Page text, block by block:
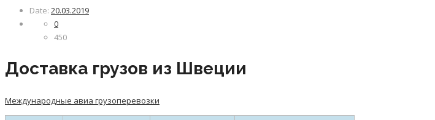
Date: 20.03.2019
0
450
Доставка грузов из Швеции
Международные авиа грузоперевозки